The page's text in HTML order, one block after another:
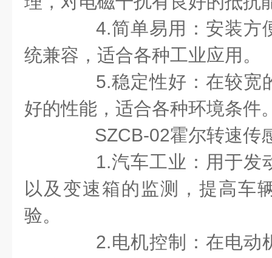
4.简单易用：安装方
统兼容，适合各种工业应用。
5.稳定性好：在较宽
好的性能，适合各种环境条件
SZCB-02霍尔转速传
1.汽车工业：用于发
以及变速箱的监测，提高车
验。
2.电机控制：在电动